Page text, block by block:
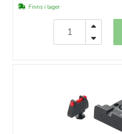
Finns i lager